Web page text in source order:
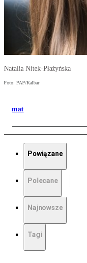
Natalia Nitek-Płażyńska
Foto: PAP/Kalbar
mat
Powiązane
Polecane
Najnowsze
Tagi